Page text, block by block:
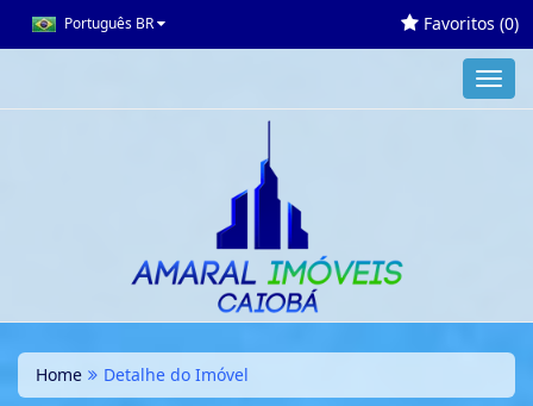
Português BR Favoritos (0)
Home Detalhe do Imóvel